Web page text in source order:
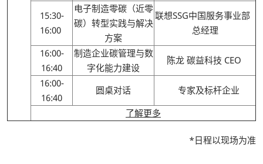
15:30-
16:00
电子制造零碳（近零
碳）转型实践与解决
方案
联想SSG中国服务事业部
总经理
16:00-
16:40
制造企业碳管理与数
字化能力建设
陈龙 碳益科技 CEO
16:00-
16:40
圆桌对话
专家及标杆企业
了解更多
*日程以现场为准